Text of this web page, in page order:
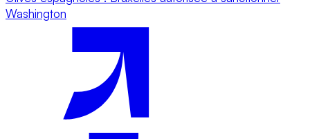
Washington